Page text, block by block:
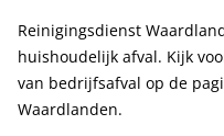
Reinigingsdienst
huishoudelijk afval. Kijk
van bedrijfsafval op de
Waardlanden.